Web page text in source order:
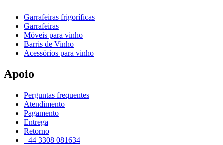
Garrafeiras frigoríficas
Garrafeiras
Móveis para vinho
Barris de Vinho
Acessórios para vinho
Apoio
Perguntas frequentes
Atendimento
Pagamento
Entrega
Retorno
+44 3308 081634